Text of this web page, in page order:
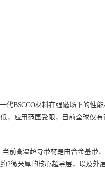
代BSCCO材料在强磁场下的性
，应用范围受限，目前全球仅
前高温超导带材是由合金基带
2微米厚的核心超导层，以及外